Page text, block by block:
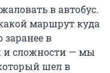
в автобус.
маршрут куда
заранее в
и сложности — мы
шел в